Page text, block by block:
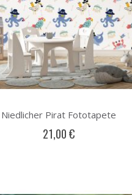
Niedlicher Pirat Fototapete
21,00 €